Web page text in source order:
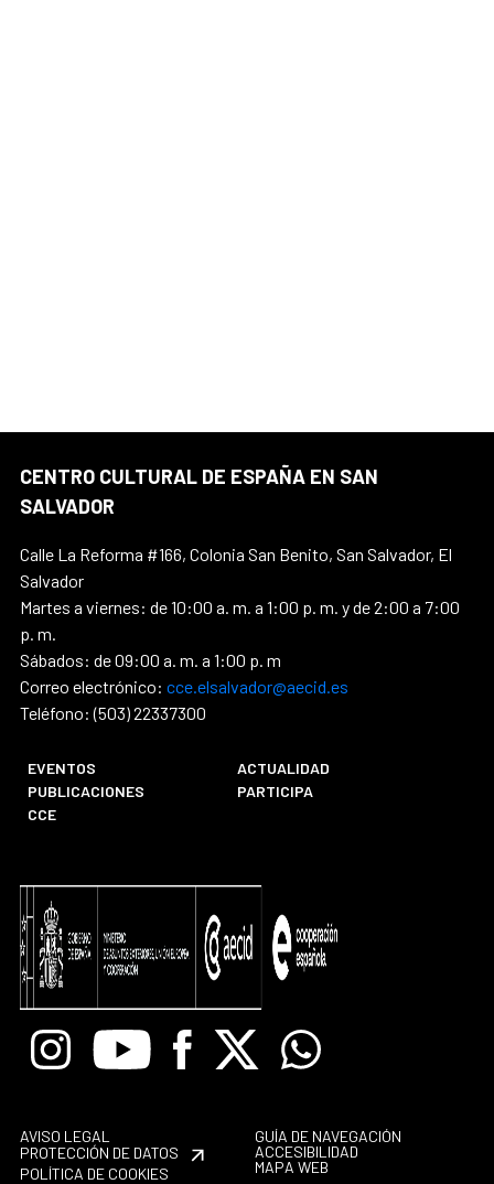
CENTRO CULTURAL DE ESPAÑA EN SAN
SALVADOR
Calle La Reforma #166, Colonia San Benito, San Salvador, El
Salvador
Martes a viernes: de 10:00 a. m. a 1:00 p. m. y de 2:00 a 7:00
p. m.
Sábados: de 09:00 a. m. a 1:00 p. m
Correo electrónico: cce.elsalvador@aecid.es
Teléfono: (503) 22337300
EVENTOS
ACTUALIDAD
PUBLICACIONES
PARTICIPA
CCE
InstagramYoutube Facebook
X Whatsapp
AVISO LEGAL
PROTECCIÓN DE DATOS
POLÍTICA DE COOKIES
GUÍA DE NAVEGACIÓN
ACCESIBILIDAD
MAPA WEB